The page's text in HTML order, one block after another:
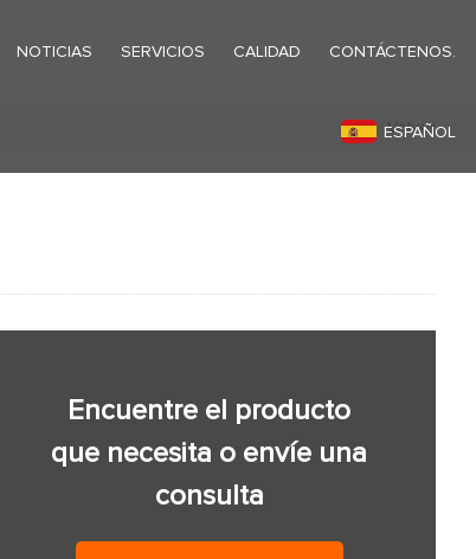
NOTICIAS SERVICIOS CALIDAD CONTÁCTENOS.
ESPAÑOL
Volver
Encuentre el producto
que necesita o envíe una
consulta